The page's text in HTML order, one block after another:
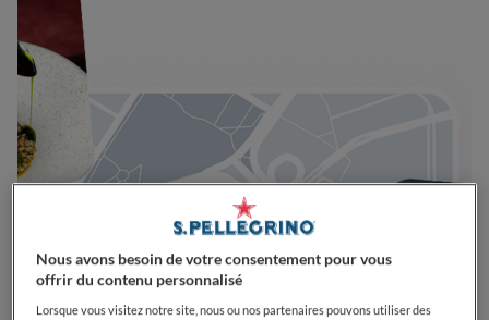
Nous avons besoin de votre consentement pour vous
offrir du contenu personnalisé
Lorsque vous visitez notre site, nous ou nos partenaires pouvons utiliser des